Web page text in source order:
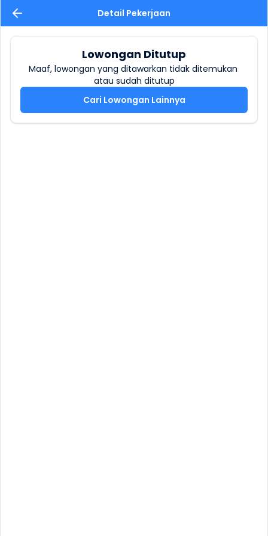
Detail Pekerjaan
Lowongan Ditutup
Maaf, lowongan yang ditawarkan tidak ditemukan
atau sudah ditutup
Cari Lowongan Lainnya